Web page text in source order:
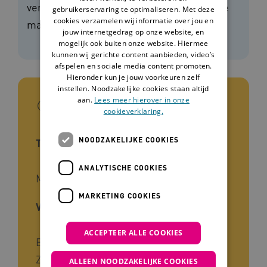
verstandelijke beperking om op een leuke
manier in beweging te blijven.
In het kort
Type interventie
Methode
Voor wie
Beleidsmedewerkers, Begeleiders,
Zorgverleners
gebruikerservaring te optimaliseren. Met deze
cookies verzamelen wij informatie over jou en
jouw internetgedrag op onze website, en
mogelijk ook buiten onze website. Hiermee
kunnen wij gerichte content aanbieden, video’s
afspelen en sociale media content promoten.
Hieronder kun je jouw voorkeuren zelf
instellen. Noodzakelijke cookies staan altijd
aan. Lees meer hierover in onze
cookieverklaring.
NOODZAKELIJKE COOKIES
ANALYTISCHE COOKIES
MARKETING COOKIES
ACCEPTEER ALLE COOKIES
ALLEEN NOODZAKELIJKE COOKIES